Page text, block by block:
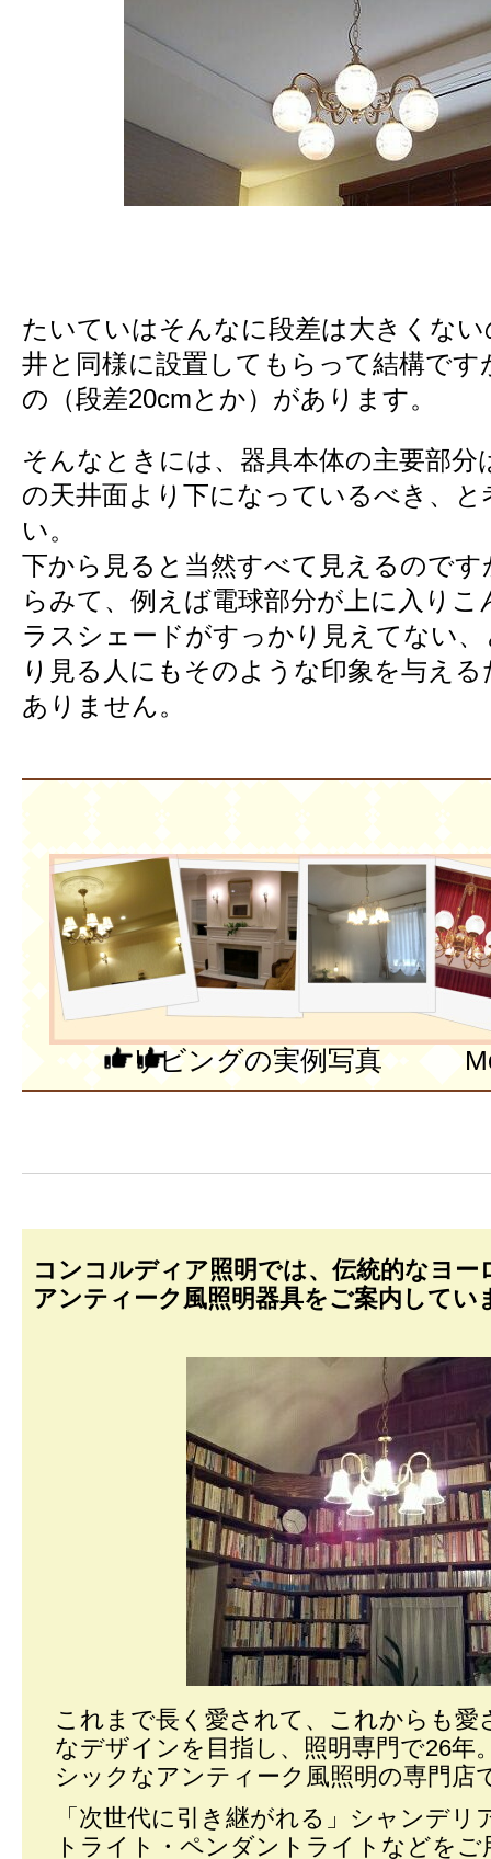
たいていはそんなに段差は大きくな
井と同様に設置してもらって結構です
の（段差20cmとか）があります。
そんなときには、器具本体の主要部分
の天井面より下になっているべき、
い。
下から見ると当然すべて見えるのです
らみて、例えば電球部分が上に入り
ラスシェードがすっかり見えてない
り見る人にもそのような印象を与え
ありません。
リビングの実例写真
コンコルディア照明では、伝統的なヨー
アンティーク風照明器具をご案内してい
これまで長く愛されて、これからも愛
なデザインを目指し、照明専門で26年
シックなアンティーク風照明の専門店
「次世代に引き継がれる」シャンデリ
トライト・ペンダントライトなどを